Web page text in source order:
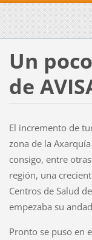
Un
de
El incremento de
zona de la
consigo, entre
región, una
Centros de Salud
empezaba su
Pronto se puso en